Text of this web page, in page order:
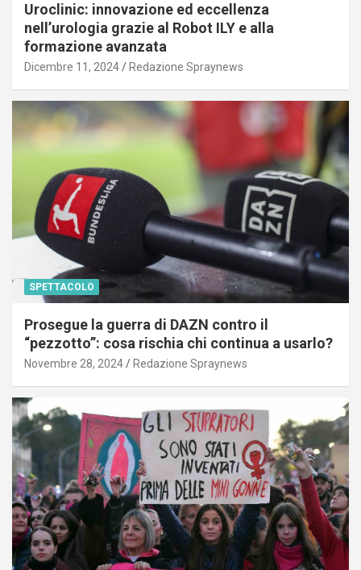
Uroclinic: innovazione ed eccellenza
nell’urologia grazie al Robot ILY e alla
formazione avanzata
Dicembre 11, 2024 Redazione Spraynews
SPETTACOLO
Prosegue la guerra di DAZN contro il
“pezzotto”: cosa rischia chi continua a usarlo?
Novembre 28, 2024 Redazione Spraynews